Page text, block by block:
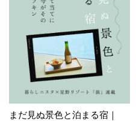
まだ見ぬ景色と泊まる宿｜